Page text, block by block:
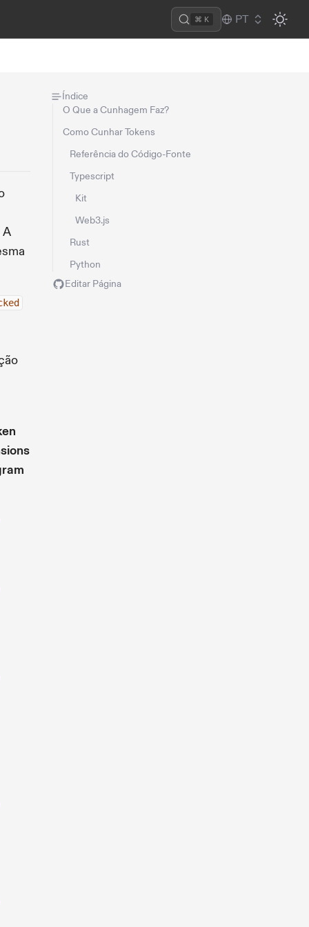
⌘ K PT
Índice
O Que a Cunhagem Faz?
Como Cunhar Tokens
Referência do Código-Fonte
Typescript
Kit
Web3.js
Rust
Python
Editar Página